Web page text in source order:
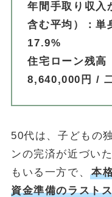
年間手取り収入
含む平均）：
17.9%
住宅ローン残高
8,640,000円 /
50代は、子どもの
ンの完済が近づい
もいる一方で、本
資金準備のラスト